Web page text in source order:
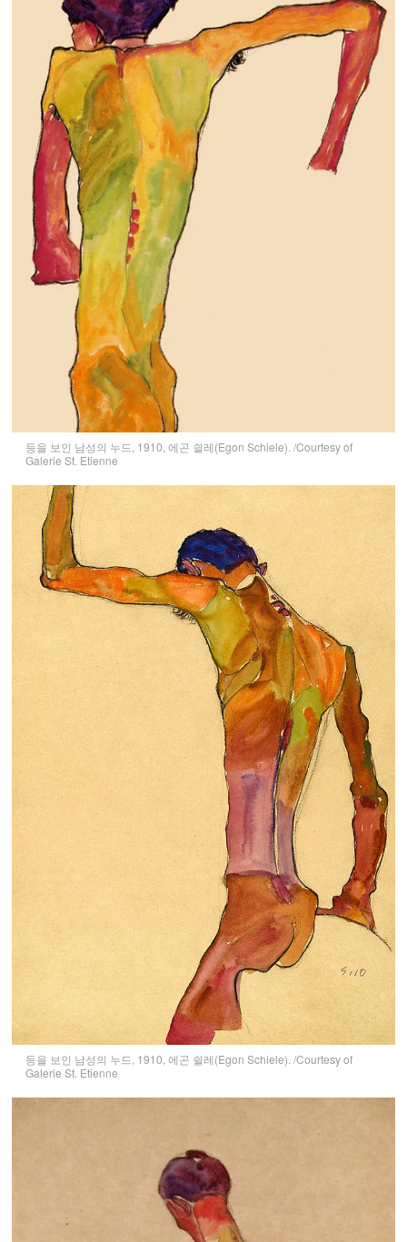
등을 보인 남성의 누드, 1910, 에곤 쉴레(Egon Schiele). /Courtesy of
Galerie St. Etienne
등을 보인 남성의 누드, 1910, 에곤 쉴레(Egon Schiele). /Courtesy of
Galerie St. Etienne